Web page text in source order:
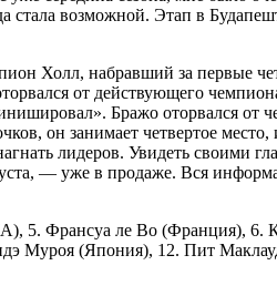
стала возможной. Этап в
Холл, набравший за первые
от действующего
Бражо оторвался от
он занимает четвертое
лидеров. Увидеть своими
— уже в продаже. Вся
5. Франсуа ле Во (Франция), 6.
Муроя (Япония), 12. Пит